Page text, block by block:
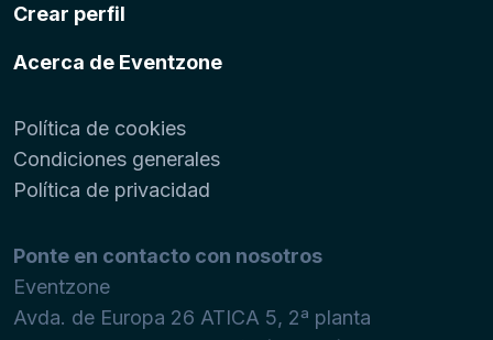
Crear perfil
Acerca de Eventzone
Política de cookies
Condiciones generales
Política de privacidad
Ponte en contacto con nosotros
Eventzone
Avda. de Europa 26 ATICA 5, 2ª planta